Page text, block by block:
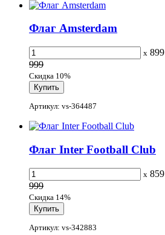
Флаг Amsterdam
x 899
999
Скидка 10%
Артикул: vs-364487
Флаг Inter Football Club
x 859
999
Скидка 14%
Артикул: vs-342883